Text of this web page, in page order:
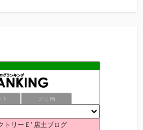
ブロ画
トリーＥ’ 店主ブログ